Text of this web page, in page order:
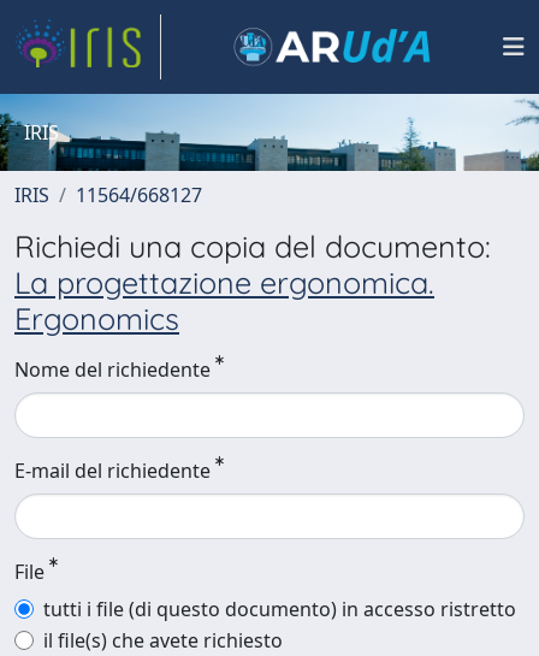
IRIS
IRIS 11564/668127
Richiedi una copia del documento:
La progettazione ergonomica.
Ergonomics
Nome del richiedente
E-mail del richiedente
File
tutti i file (di questo documento) in accesso ristretto
il file(s) che avete richiesto